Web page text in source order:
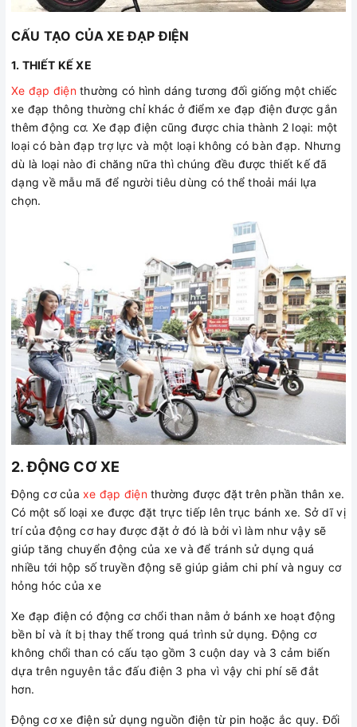
CẤU TẠO CỦA XE ĐẠP ĐIỆN
1. THIẾT KẾ XE
Xe đạp điệnthường có hình dáng tương đối giống một chiếc
xe đạp thông thường chỉ khác ở điểm xe đạp điện được gắn
thêm động cơ. Xe đạp điện cũng được chia thành 2 loại: một
loại có bàn đạp trợ lực và một loại không có bàn đạp. Nhưng
dù là loại nào đi chăng nữa thì chúng đều được thiết kế đã
dạng về mẫu mã để người tiêu dùng có thể thoải mái lựa
chọn.
2. ĐỘNG CƠ XE
Động cơ của xe đạp điệnthường được đặt trên phần thân xe.
Có một số loại xe được đặt trực tiếp lên trục bánh xe. Sở dĩ vị
trí của động cơ hay được đặt ở đó là bởi vì làm như vậy sẽ
giúp tăng chuyển động của xe và để tránh sử dụng quá
nhiều tới hộp số truyền động sẽ giúp giảm chi phí và nguy cơ
hỏng hóc của xe
Xe đạp điện có động cơ chổi than nằm ở bánh xe hoạt động
bền bỉ và ít bị thay thế trong quá trình sử dụng. Động cơ
không chổi than có cấu tạo gồm 3 cuộn day và 3 cảm biến
dựa trên nguyên tắc đấu điện 3 pha vì vậy chi phí sẽ đắt
hơn.
Động cơ xe điện sử dụng nguồn điện từ pin hoặc ắc quy. Đối